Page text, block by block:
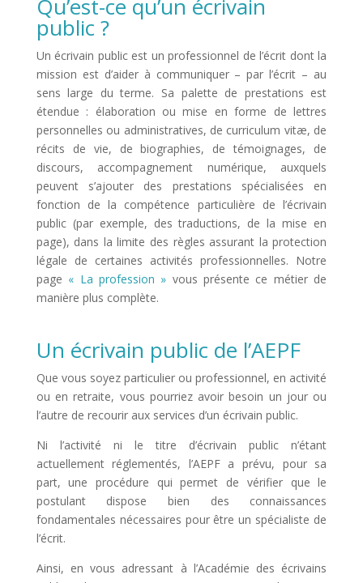
Qu’est-ce qu’un écrivain
public ?
Un écrivain public est un professionnel de l’écrit dont la
mission est d’aider à communiquer – par l’écrit – au
sens large du terme. Sa palette de prestations est
étendue : élaboration ou mise en forme de lettres
personnelles ou administratives, de curriculum vitæ, de
récits de vie, de biographies, de témoignages, de
discours, accompagnement numérique, auxquels
peuvent s’ajouter des prestations spécialisées en
fonction de la compétence particulière de l’écrivain
public (par exemple, des traductions, de la mise en
page), dans la limite des règles assurant la protection
légale de certaines activités professionnelles. Notre
page « La profession » vous présente ce métier de
manière plus complète.
Un écrivain public de l’AEPF
Que vous soyez particulier ou professionnel, en activité
ou en retraite, vous pourriez avoir besoin un jour ou
l’autre de recourir aux services d’un écrivain public.
Ni l’activité ni le titre d’écrivain public n’étant
actuellement réglementés, l’AEPF a prévu, pour sa
part, une procédure qui permet de vérifier que le
postulant dispose bien des connaissances
fondamentales nécessaires pour être un spécialiste de
l’écrit.
Ainsi, en vous adressant à l’Académie des écrivains